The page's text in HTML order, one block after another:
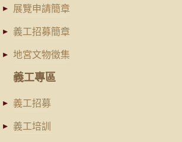
展覽申請簡章
義工招募簡章
地宮文物徵集
義工專區
義工招募
義工培訓